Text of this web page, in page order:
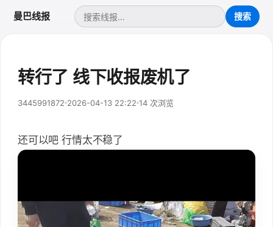
曼巴线报
转行了 线下收报废机了
3445991872 2026-04-13 22:22 14 次浏览
还可以吧 行情太不稳了